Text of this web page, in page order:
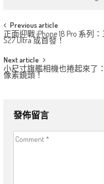
Post
navigation
Previous article
正面迎戰 iPhone 18 Pro 系列
S27 Ultra 或首發！
Next article
小尺寸旗艦相機也捲起來了
像素鏡頭！
發佈留言